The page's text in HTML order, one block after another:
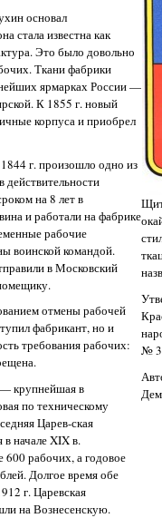
основал
стала известна как
Это было довольно
Ткани фабрики
ярмарках России —
К 1855 г. новый
корпуса и приобрел
г. произошло одно из
на 8 лет в
и работали на фабрике
рабочие
воинской командой.
в Московский
отмены рабочей
фабрикант, но и
требования рабочих:
— крупнейшая в
по техническому
Царев-ская
в начале XIX в.
рабочих, а годовое
Долгое время обе
г. Царевская
на Вознесенскую.
№